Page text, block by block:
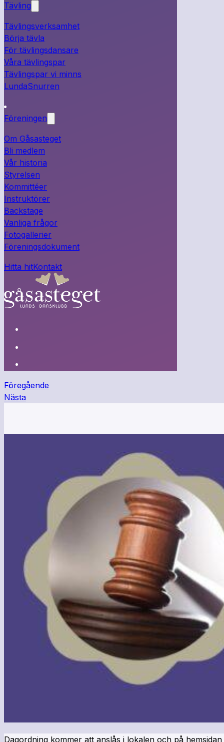
Tävling
Tävlingsverksamhet
Börja tävla
För tävlingsdansare
Våra tävlingspar
Tävlingspar vi minns
LundaSnurren
Föreningen
Om Gåsasteget
Bli medlem
Vår historia
Styrelsen
Kommittéer
Instruktörer
Backstage
Vanliga frågor
Fotogallerier
Föreningsdokument
Hitta hitKontakt
Föregående
Nästa
Dagordning kommer att anslås i lokalen och på